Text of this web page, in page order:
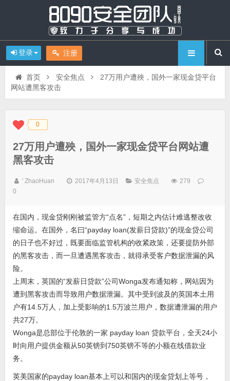
登录 注册
首页 安全焦点
27万用户遭殃，国外一家现金贷平台
网站遭黑客攻击
◆◆ 0
27万用户遭殃，国外一家现金贷平台网站遭
黑客攻击
' ZhaoHuan 2017年4月13日 安全焦点
279
0
在国内，现金贷刚刚被监管方“点名”，短期之内估计难逃整改收
缩命运。在国外，名曰“payday loan(发薪日贷款)”的现金贷公司
的日子也不好过，既要面临监管机构的收紧政策，还要提防外部
的黑客攻击，而一旦遭遇黑客攻击，就得承受客户数据泄漏的风
险。
上周末，英国的“发薪日贷款”公司Wonga发布通知称，网站因为
遭到黑客攻击而导致用户数据泄漏。其中受到波及的英国本土用
户有14.5万人，加上受影响的1.5万波兰用户，数据遭泄漏的用户
共27万。
Wonga是总部位于伦敦的一家 payday loan 贷款平台，全天24小
时向用户提供金额从50英镑到750英镑不等的小额在线借款业
务。
英美国家的payday loan基本上可以和国内的现金贷划上等号，